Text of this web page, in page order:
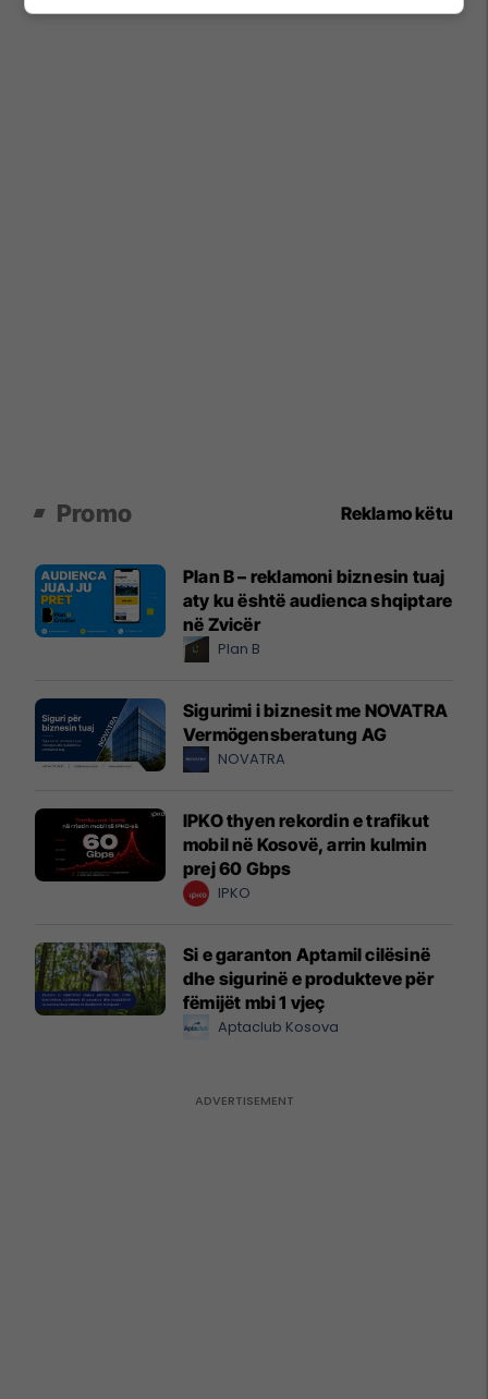
Promo Reklamo këtu
Plan B – reklamoni biznesin tuaj
aty ku është audienca shqiptare
në Zvicër
Plan B
Sigurimi i biznesit me NOVATRA
Vermögensberatung AG
NOVATRA
IPKO thyen rekordin e trafikut
mobil në Kosovë, arrin kulmin
prej 60 Gbps
IPKO
Si e garanton Aptamil cilësinë
dhe sigurinë e produkteve për
fëmijët mbi 1 vjeç
Aptaclub Kosova